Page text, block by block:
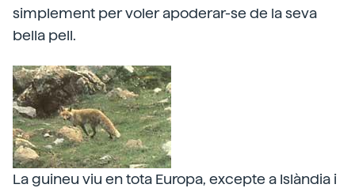
simplement per voler apoderar-se de la seva
bella pell.
La guineu viu en tota Europa, excepte a Islàndia i